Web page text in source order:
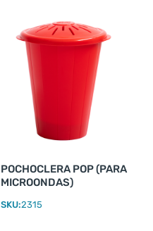
POCHOCLERA POP (PARA
MICROONDAS)
SKU:2315